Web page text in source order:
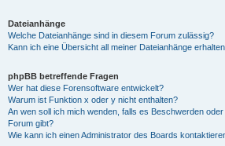
Dateianhänge
Welche Dateianhänge sind in diesem Forum zulässig?
Kann ich eine Übersicht all meiner Dateianhänge
phpBB betreffende Fragen
Wer hat diese Forensoftware entwickelt?
Warum ist Funktion x oder y nicht enthalten?
An wen soll ich mich wenden, falls es Beschwerden
Forum gibt?
Wie kann ich einen Administrator des Boards